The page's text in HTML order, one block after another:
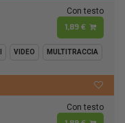
Con testo
1,89 €
VIDEO MULTITRACCIA
Con testo